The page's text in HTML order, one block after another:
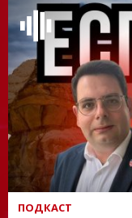
ПОДКАСТ